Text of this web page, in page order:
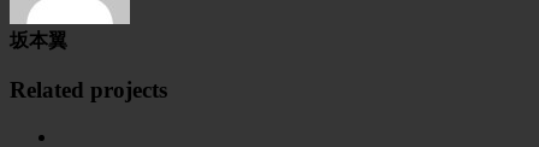
坂本翼
Related projects